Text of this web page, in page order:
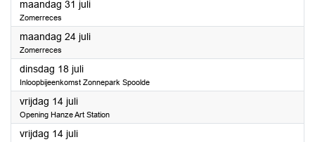
maandag 31 juli2023
Zomerreces
maandag 24 juli2023
Zomerreces
dinsdag 18 juli2023
Inloopbijeenkomst Zonnepark Spoolde
vrijdag 14 juli2023
Opening Hanze Art Station
vrijdag 14 juli2023